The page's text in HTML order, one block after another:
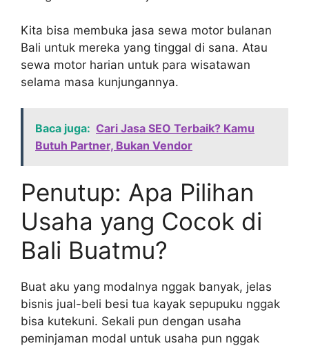
Kita bisa membuka jasa sewa motor bulanan
Bali untuk mereka yang tinggal di sana. Atau
sewa motor harian untuk para wisatawan
selama masa kunjungannya.
Baca juga: Cari Jasa SEO Terbaik? Kamu
Butuh Partner, Bukan Vendor
Penutup: Apa Pilihan
Usaha yang Cocok di
Bali Buatmu?
Buat aku yang modalnya nggak banyak, jelas
bisnis jual-beli besi tua kayak sepupuku nggak
bisa kutekuni. Sekali pun dengan usaha
peminjaman modal untuk usaha pun nggak